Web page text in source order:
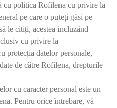
cu politica Rofilena cu privire la
pe care o puteți găsi pe
le citiți, acestea incluzând
cu privire la
protecția datelor personale,
de către Rofilena, drepturile
cu caracter personal este un
Pentru orice întrebare, vă